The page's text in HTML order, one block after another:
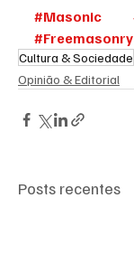
#Masonic
#Freemasonry
Cultura & Sociedade
Opinião & Editorial
Posts recentes